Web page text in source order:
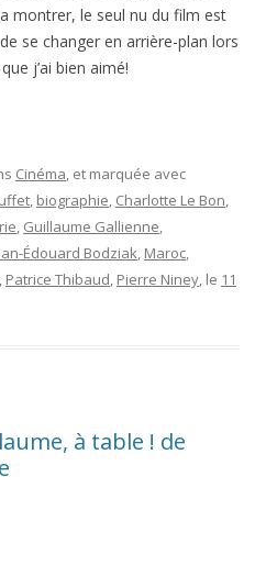
montrer, le seul nu du film est
se changer en arrière-plan lors
j’ai bien aimé!
Cinéma, et marquée avec
, biographie, Charlotte Le Bon,
, Guillaume Gallienne,
Édouard Bodziak, Maroc,
, Patrice Thibaud, Pierre Niney, le 11
à table ! de